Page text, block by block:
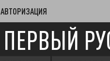
АВТОРИЗАЦИЯ
ПЕРВЫЙ